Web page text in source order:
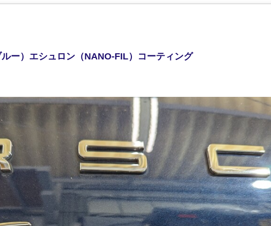
ー）エシュロン（NANO-FIL）コーティング